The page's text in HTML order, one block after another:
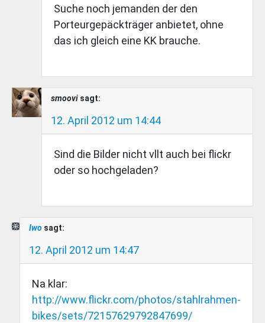
Suche noch jemanden der den
Porteurgepäckträger anbietet, ohne
das ich gleich eine KK brauche.
smoovi sagt:
12. April 2012 um 14:44
Sind die Bilder nicht vllt auch bei flickr
oder so hochgeladen?
Iwo sagt:
12. April 2012 um 14:47
Na klar:
http://www.flickr.com/photos/stahlrahmen-
bikes/sets/72157629792847699/